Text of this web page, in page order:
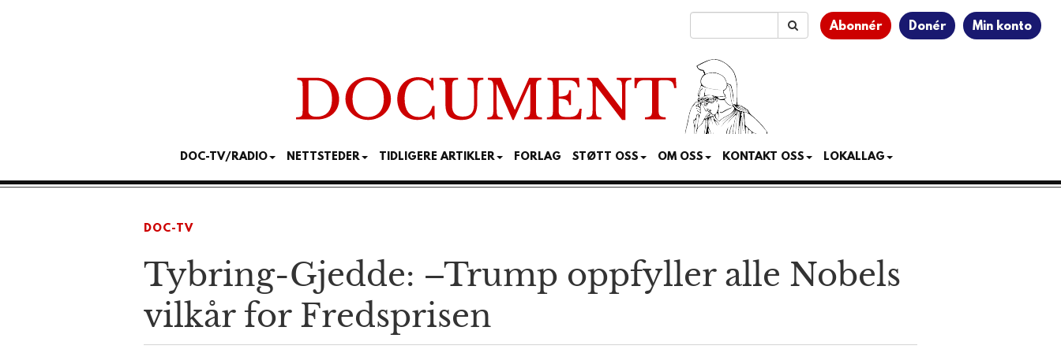
Abonnér Donér Min konto
DOC-TV/RADIO NETTSTEDER TIDLIGERE ARTIKLER FORLAG STØTT OSS OM OSS KONTAKT OSS LOKALLAG
DOC-TV
Tybring-Gjedde: –Trump oppfyller alle Nobels
vilkår for Fredsprisen